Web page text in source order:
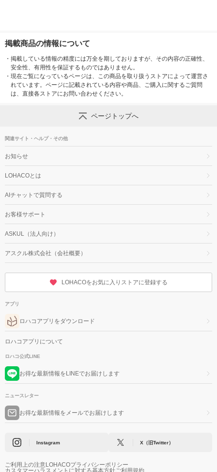
掲載商品の情報について
・ 掲載している情報の精度には万全を期しておりますが、その内容の正確性、
安全性、有用性を保証するものではありません。
・ 現在ご覧になっているページは、この商品を取り扱うストアによって運営さ
れています。ページに記載されている内容や商品、ご購入に関するご質問
は、直接各ストアにお問い合わせください。
ページトップへ
関連サイト・ヘルプ・その他
お知らせ
LOHACOとは
AIチャットで質問する
お客様サポート
ASKUL（法人向け）
アスクル株式会社（会社概要）
LOHACOをお気に入りストアに登録する
アプリ
ロハコアプリをダウンロード
ロハコアプリについて
ロハコ公式LINE
お得な最新情報をLINEでお届けします
ニュースレター
お得な最新情報をメールでお届けします
Instagram X（旧Twitter）
ご利用上の注意LOHACOプライバシーポリシー